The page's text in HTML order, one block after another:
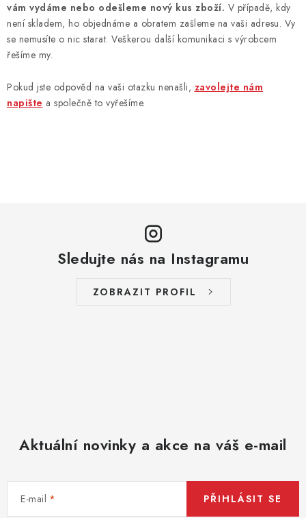
vám vydáme nebo odešleme nový kus zboží. V případě, kdy
není skladem, ho objednáme a obratem zašleme na vaši adresu. Vy
se nemusíte o nic starat. Veškerou další komunikaci s výrobcem
řešíme my.
Pokud jste odpověd na vaši otazku nenašli, zavolejte nám
napište a společně to vyřešíme.
Sledujte nás na Instagramu
ZOBRAZIT PROFIL
Aktuální novinky a akce na váš e-mail
E-mail PŘIHLÁSIT SE